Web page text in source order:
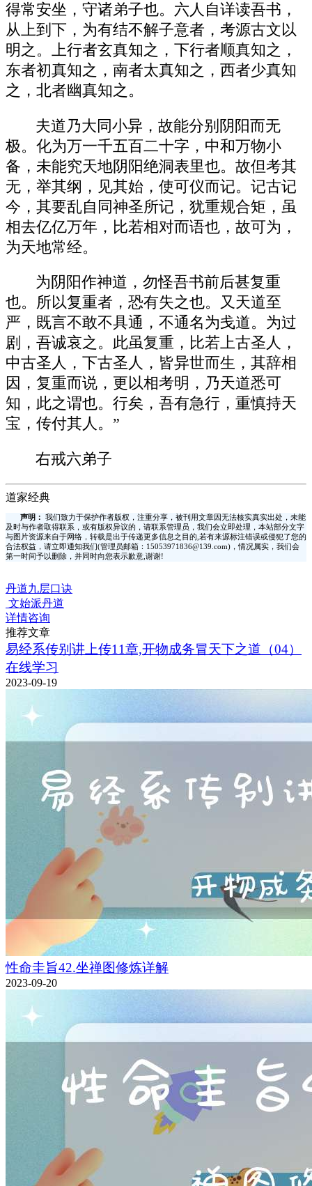
得常安坐，守诸弟子也。六人自详读吾书，
从上到下，为有结不解子意者，考源古文以
明之。上行者玄真知之，下行者顺真知之，
东者初真知之，南者太真知之，西者少真知
之，北者幽真知之。
夫道乃大同小异，故能分别阴阳而无
极。化为万一千五百二十字，中和万物小
备，未能究天地阴阳绝洞表里也。故但考其
无，举其纲，见其始，使可仪而记。记古记
今，其要乱自同神圣所记，犹重规合矩，虽
相去亿亿万年，比若相对而语也，故可为，
为天地常经。
为阴阳作神道，勿怪吾书前后甚复重
也。所以复重者，恐有失之也。又天道至
严，既言不敢不具通，不通名为戋道。为过
剧，吾诚哀之。此虽复重，比若上古圣人，
中古圣人，下古圣人，皆异世而生，其辞相
因，复重而说，更以相考明，乃天道悉可
知，此之谓也。行矣，吾有急行，重慎持天
宝，传付其人。”
右戒六弟子
道家经典
声明：
我们致力于保护作者版权，注重分享，被刊用文章因无法核实真实出处，未能
及时与作者取得联系，或有版权异议的，请联系管理员，我们会立即处理，本站部分文字
与图片资源来自于网络，转载是出于传递更多信息之目的,若有来源标注错误或侵犯了您的
合法权益，请立即通知我们(管理员邮箱：15053971836@139.com)，情况属实，我们会
第一时间予以删除，并同时向您表示歉意,谢谢!
丹道九层口诀
文始派丹道
详情咨询
推荐文章
易经系传别讲上传11章,开物成务冒天下之道（04）
在线学习
2023-09-19
性命圭旨42.坐禅图修炼详解
2023-09-20